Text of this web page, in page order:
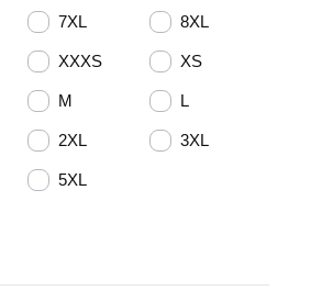
7XL 8XL
XXXS XS
M L
2XL 3XL
5XL